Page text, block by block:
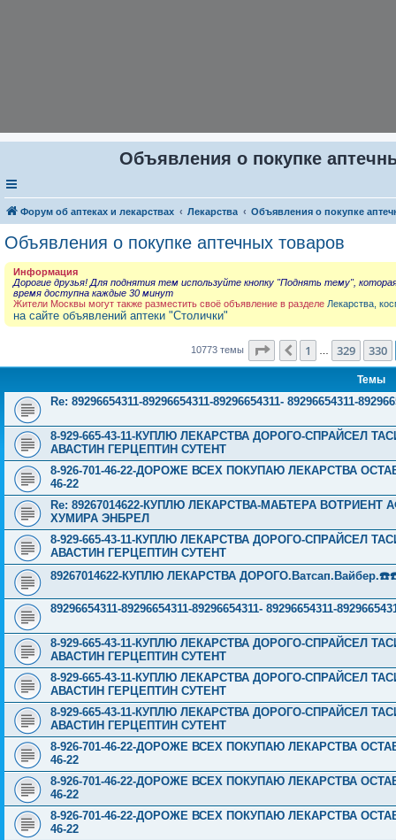
Объявления о покупке
Форум об аптеках и лекарствах Лекарства Объявления о покупке
Объявления о покупке аптечных товаров
Информация
Дорогие друзья! Для поднятия тем используйте кнопку "Поднять тему",
время доступна каждые 30 минут
Жители Москвы могут также разместить своё объявление в разделе Лекарства,
на сайте объявлений аптеки "Столички"
10773 темы Страница 331из 431
Пред.
1 329 330
Темы
Re: 89296654311-89296654311-89296654311- 89296654311-
8-929-665-43-11-КУПЛЮ ЛЕКАРСТВА ДОРОГО-СПРАЙСЕЛ
АВАСТИН ГЕРЦЕПТИН СУТЕНТ
8-926-701-46-22-ДОРОЖЕ ВСЕХ ПОКУПАЮ ЛЕКАРСТВА
46-22
Re: 89267014622-КУПЛЮ ЛЕКАРСТВА-МАБТЕРА
ХУМИРА ЭНБРЕЛ
8-929-665-43-11-КУПЛЮ ЛЕКАРСТВА ДОРОГО-СПРАЙСЕЛ
АВАСТИН ГЕРЦЕПТИН СУТЕНТ
89267014622-КУПЛЮ ЛЕКАРСТВА
89296654311-89296654311-89296654311- 89296654311-
8-929-665-43-11-КУПЛЮ ЛЕКАРСТВА ДОРОГО-СПРАЙСЕЛ
АВАСТИН ГЕРЦЕПТИН СУТЕНТ
8-929-665-43-11-КУПЛЮ ЛЕКАРСТВА ДОРОГО-СПРАЙСЕЛ
АВАСТИН ГЕРЦЕПТИН СУТЕНТ
8-929-665-43-11-КУПЛЮ ЛЕКАРСТВА ДОРОГО-СПРАЙСЕЛ
АВАСТИН ГЕРЦЕПТИН СУТЕНТ
8-926-701-46-22-ДОРОЖЕ ВСЕХ ПОКУПАЮ ЛЕКАРСТВА
46-22
8-926-701-46-22-ДОРОЖЕ ВСЕХ ПОКУПАЮ ЛЕКАРСТВА
46-22
8-926-701-46-22-ДОРОЖЕ ВСЕХ ПОКУПАЮ ЛЕКАРСТВА
46-22